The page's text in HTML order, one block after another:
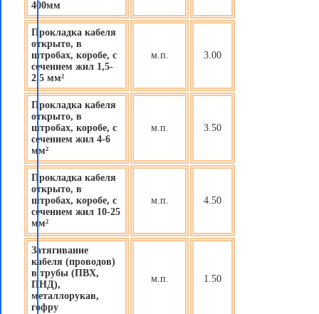
400мм
Прокладка кабеля
открыто, в
штробах, коробе, с
сечением жил 1,5-
2,5 мм²
м.п. 3.00
Прокладка кабеля
открыто, в
штробах, коробе, с
сечением жил 4-6
мм²
м.п. 3.50
Прокладка кабеля
открыто, в
штробах, коробе, с
сечением жил 10-25
мм²
м.п. 4.50
Затягивание
кабеля (проводов)
в трубы (ПВХ,
ПНД),
металлорукав,
гофру
м.п. 1.50